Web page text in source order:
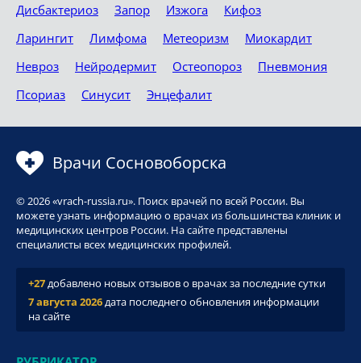
Дисбактериоз
Запор Изжога
Кифоз
Ларингит
Лимфома Метеоризм
Миокардит
Невроз
Нейродермит Остеопороз
Пневмония
Псориаз
Синусит Энцефалит
Врачи Сосновоборска
© 2026 «vrach-russia.ru». Поиск врачей по всей России. Вы
можете узнать информацию о врачах из большинства клиник и
медицинских центров России. На сайте представлены
специалисты всех медицинских профилей.
+27добавлено новых отзывов о врачах за последние сутки
7 августа 2026дата последнего обновления информации
на сайте